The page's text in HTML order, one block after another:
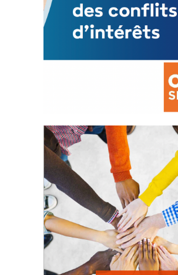
La prévention des conflits
d’intérêts
18 septembre 2023
FEUILLETER